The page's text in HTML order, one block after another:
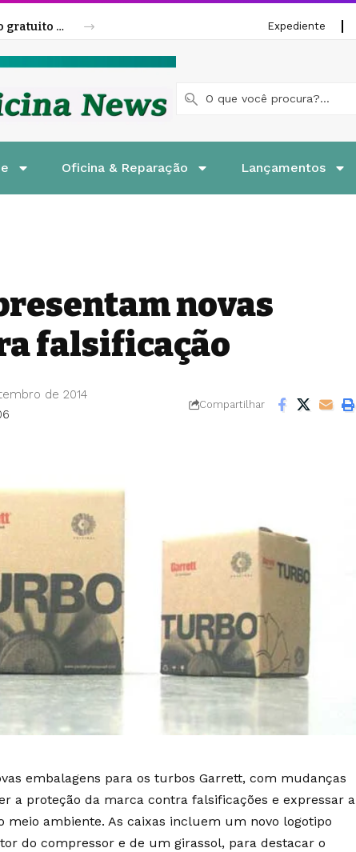
Fenatran 2026 abre credenciamento gratuito para visitantes Expediente
Oficina & Reparação Lançamentos
novas
falsificação
de 2014
Compartilhar
embalagens para os turbos Garrett, com mudanças
a proteção da marca contra falsificações e expressar a
meio ambiente. As caixas incluem um novo logotipo
do compressor e de um girassol, para destacar o